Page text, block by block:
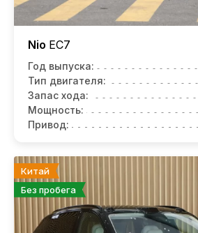
Nio EC7
Год выпуска:
Тип двигателя:
Запас хода:
Мощность:
Привод:
Китай
Без пробега